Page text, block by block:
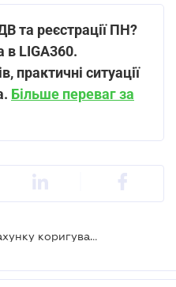
та реєстрації ПН?
в LIGA360.
практичні ситуації
Більше переваг за
Особливості складання розрахунку коригування до помилкової податкової накладної